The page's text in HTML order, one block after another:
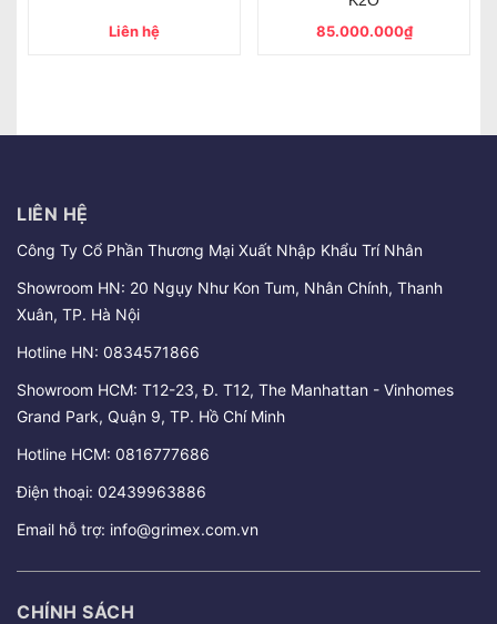
Liên hệ
85.000.000₫
LIÊN HỆ
Công Ty Cổ Phần Thương Mại Xuất Nhập Khẩu Trí Nhân
Showroom HN: 20 Ngụy Như Kon Tum, Nhân Chính, Thanh
Xuân, TP. Hà Nội
Hotline HN: 0834571866
Showroom HCM: T12-23, Đ. T12, The Manhattan - Vinhomes
Grand Park, Quận 9, TP. Hồ Chí Minh
Hotline HCM: 0816777686
Điện thoại: 02439963886
Email hỗ trợ: info@grimex.com.vn
CHÍNH SÁCH